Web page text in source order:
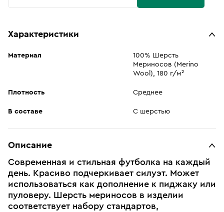
Характеристики
Материал
100% Шерсть
Мериносов (Merino
Wool), 180 г/м²
Плотность Среднее
В составе С шерстью
Описание
Современная и стильная футболка на каждый
день. Красиво подчеркивает силуэт. Может
использоваться как дополнение к пиджаку или
пуловеру. Шерсть мериносов в изделии
соответствует набору стандартов,